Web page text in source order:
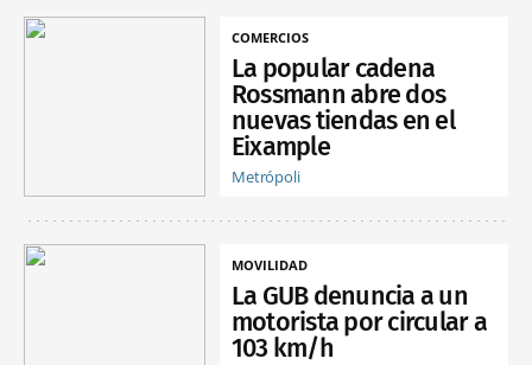
COMERCIOS
La popular cadena
Rossmann abre dos
nuevas tiendas en el
Eixample
Metrópoli
MOVILIDAD
La GUB denuncia a un
motorista por circular a
103 km/h